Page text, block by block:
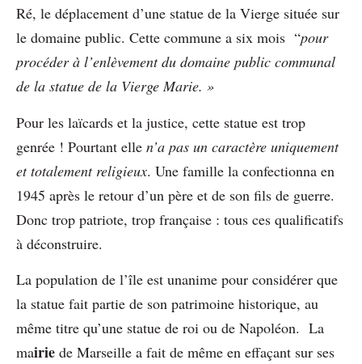
Ré, le déplacement d’une statue de la Vierge située sur
le domaine public. Cette commune a six mois “pour
procéder à l’enlèvement du domaine public communal
de la statue de la Vierge Marie. »
Pour les laïcards et la justice, cette statue est trop
genrée ! Pourtant elle n’a pas un caractère uniquement
et totalement religieux. Une famille la confectionna en
1945 après le retour d’un père et de son fils de guerre.
Donc trop patriote, trop française : tous ces qualificatifs
à déconstruire.
La population de l’île est unanime pour considérer que
la statue fait partie de son patrimoine historique, au
même titre qu’une statue de roi ou de Napoléon. La
mairie de Marseille a fait de même en effaçant sur ses